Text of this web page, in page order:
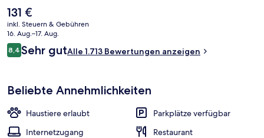
University of Pennsylvania. Andere Reisende lieben die praktischen
Parkplätze und das hilfsbereite Personal. Die Unterkunft ist nur
einen kurzen Fußmarsch von den öffentlichen Verkehrsmitteln
entfernt: Bis zur U-Bahn sind es wenige Schritte (Station Walnut
Locust) bzw. 3 Minuten (Station 12th-13th & Locust).
Der
aktuelle
Preis
beträgt
131 €.
131 €
inkl. Steuern & Gebühren
16. Aug.–17. Aug.
Bewertungen
8,48,4 von 10.
Sehr gutAlle 1.713 Bewertungen anzeigen
Beliebte Annehmlichkeiten
Haustiere erlaubt
Parkplätze verfügbar
Internetzugang
Restaurant